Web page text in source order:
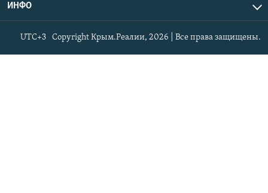
ИНФО
Copyright Крым.Реалии, 2026 | Все права защищены.
UTC+3